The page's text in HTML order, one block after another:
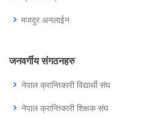
मजदुर अनलाईन
जनवर्गीय संगठनहरु
नेपाल क्रान्तिकारी विद्यार्थी संघ
नेपाल क्रान्तिकारी शिक्षक संघ